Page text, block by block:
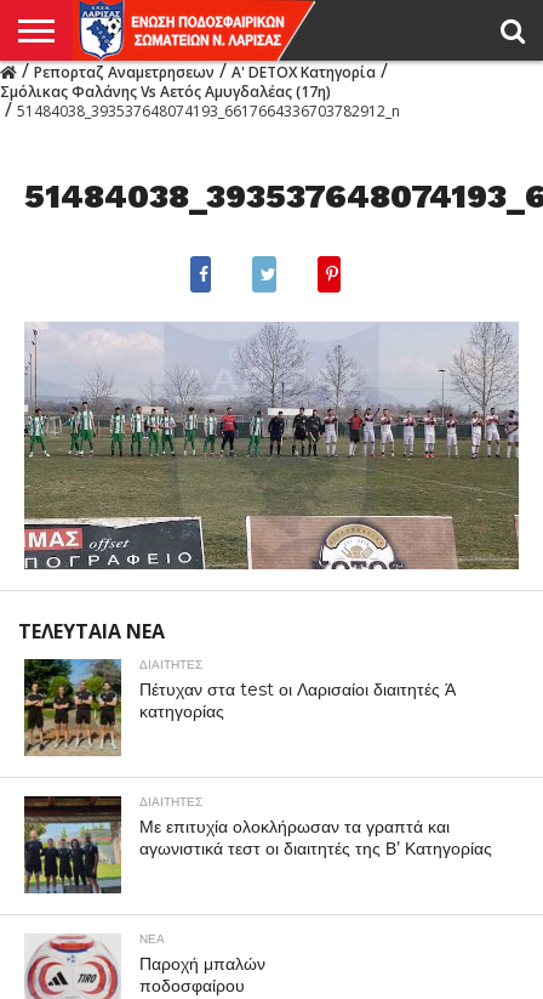
Η
ΕΝΩΣΗ
ΑΓΩΝΙΣΤΙΚΑ
ΜΙΚΤΉ
ΔΙΑΙΤΗΣΙΑ
ΠΡΩΤΑΘΛΗΜΑΤΑ
ΥΠΟΔΟΜΕΣ
ΚΥΠΕΛΛΟ
ΑΜΕΣΑ
ΑΠΟΤΕΛΕΣΜΑΤΑ
LIVE
ΝΕΑ
ΠΡΩΤΑΘΛΗΜΑΤΑ
ΚΥΠΕΛΛΟ
ΥΠΟΔΟΜΕΣ
ΠΕΙΘΑΡΧΙΚΟ
ΜΙΚΤΗ
ΛΑΡΙΣΑΣ
ΠΑΡΑΤΗΡΗΤΕΣ
ΠΡΟΠΟΝΗΤΕΣ
ΔΙΑΙΤΗΤΕΣ
VIDEO
ΓΕΝΙΚΑ
ΑΦΙΕΡΩΜΑΤΑ
ΕΚΔΗΛΩΣΕΙΣ
ΕΠΙΚΟΙΝΩΝΙΑ
/Ρεπορταζ Αναμετρησεων/Α' DETOX Κατηγορία/
Σμόλικας Φαλάνης Vs Αετός Αμυγδαλέας (17η)
/51484038_393537648074193_6617664336703782912_n
ΤΕΛΕΥΤΑΙΑ ΝΕΑ
ΔΙΑΙΤΗΤΕΣ
Πέτυχαν στα test οι Λαρισαίοι διαιτητές Ά
κατηγορίας
ΔΙΑΙΤΗΤΕΣ
Με επιτυχία ολοκλήρωσαν τα γραπτά και
αγωνιστικά τεστ οι διαιτητές της Β’ Κατηγορίας
ΝΕΑ
Παροχή μπαλών
ποδοσφαίρου